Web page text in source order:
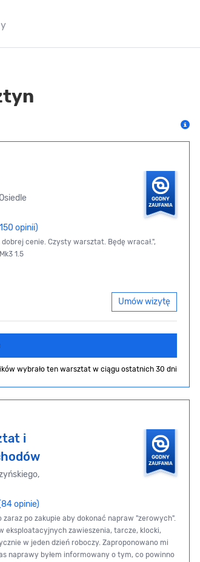
opinii)
cenie. Czysty warsztat. Będę wracał.",
1.5
Umów wizytę
wybrało ten warsztat w ciągu ostatnich 30 dni
i
opinie)
zaraz po zakupie aby dokonać napraw "zerowych".
eksploatacyjnych zawieszenia, tarcze, klocki,
w jeden dzień roboczy. Zaproponowano mi
naprawy byłem informowany o tym, co powinno